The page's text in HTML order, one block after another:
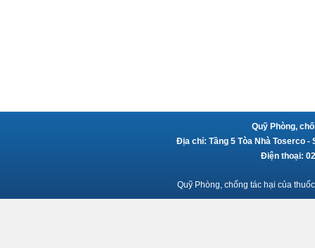
Quỹ Phòng,
Địa chỉ: Tầng 5 Tòa Nhà Toserco -
Điện thoại:
Quỹ Phòng, chống tác hại của